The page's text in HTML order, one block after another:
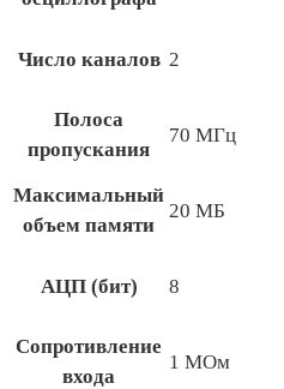
Число каналов 2
Полоса
пропускания
70 МГц
Максимальный
объем памяти
20 МБ
АЦП (бит) 8
Сопротивление
входа
1 МОм